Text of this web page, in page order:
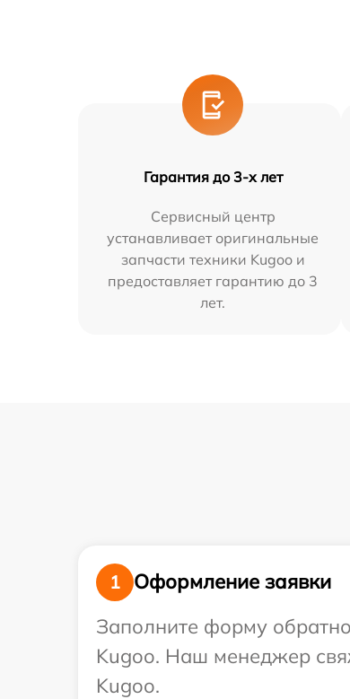
Гарантия до 3-х лет
Сервисный центр
устанавливает оригинальные
запчасти техники Kugoo и
предоставляет гарантию до 3
лет.
1
Оформление заявки
Заполните форму
Kugoo. Наш менеджер
Kugoo.